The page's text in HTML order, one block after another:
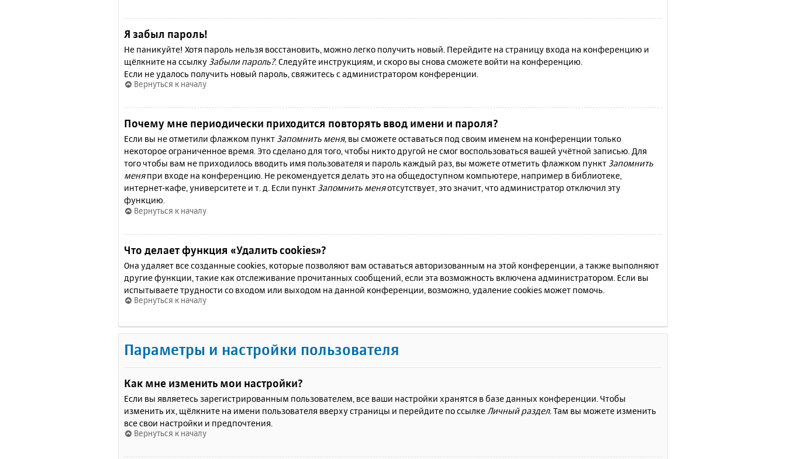
Я забыл пароль!
Не паникуйте! Хотя пароль нельзя восстановить, можно легко получить новый. Перейдите на страницу входа на конференцию и
щёлкните на ссылку Забыли пароль?. Следуйте инструкциям, и скоро вы снова сможете войти на конференцию.
Если не удалось получить новый пароль, свяжитесь с администратором конференции.
Вернуться к началу
Почему мне периодически приходится повторять ввод имени и пароля?
Если вы не отметили флажком пункт Запомнить меня, вы сможете оставаться под своим именем на конференции только
некоторое ограниченное время. Это сделано для того, чтобы никто другой не смог воспользоваться вашей учётной записью. Для
того чтобы вам не приходилось вводить имя пользователя и пароль каждый раз, вы можете отметить флажком пункт Запомнить
меняпри входе на конференцию. Не рекомендуется делать это на общедоступном компьютере, например в библиотеке,
интернет-кафе, университете и т. д. Если пункт Запомнить меняотсутствует, это значит, что администратор отключил эту
функцию.
Вернуться к началу
Что делает функция «Удалить cookies»?
Она удаляет все созданные cookies, которые позволяют вам оставаться авторизованным на этой конференции, а также выполняют
другие функции, такие как отслеживание прочитанных сообщений, если эта возможность включена администратором. Если вы
испытываете трудности со входом или выходом на данной конференции, возможно, удаление cookies может помочь.
Вернуться к началу
Параметры и настройки пользователя
Как мне изменить мои настройки?
Если вы являетесь зарегистрированным пользователем, все ваши настройки хранятся в базе данных конференции. Чтобы
изменить их, щёлкните на имени пользователя вверху страницы и перейдите по ссылке Личный раздел. Там вы можете изменить
все свои настройки и предпочтения.
Вернуться к началу